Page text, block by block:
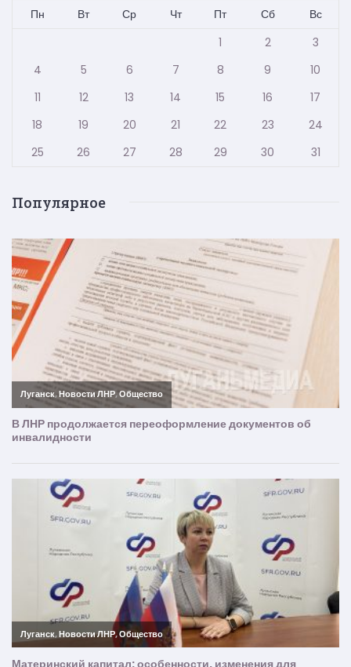
Пн
Вт Ср Чт Пт Сб
Вс
1
2
3
4
5 6 7 8 9
10
11
12 13 14 15 16
17
18
19 20 21 22 23
24
25
26 27 28 29 30 31
Популярное